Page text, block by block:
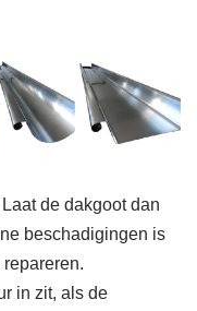
de dakgoot dan
beschadigingen is
in zit, als de